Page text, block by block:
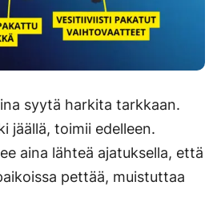
syytä harkita tarkkaan.
jäällä, toimii edelleen.
aina lähteä ajatuksella, että
pettää, muistuttaa